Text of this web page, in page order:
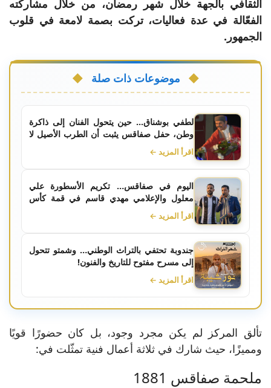
الثقافي بالجهة خلال شهر رمضان، من خلال مشاركته
الفعّالة في عدة فعاليات، تركت بصمة لامعة في قلوب
الجمهور.
موضوعات ذات صلة
لطفي بوشناق... حين يتحول الفنان إلى ذاكرة
وطن، حفل صفاقس يثبت أن الطرب الأصيل لا
يشيخ
اقرأ المزيد ←
اليوم في صفاقس… تكريم الأسطورة علي
معلول والإعلامي مهدي قاسم في قمة كأس
تونس
اقرأ المزيد ←
جندوبة تحتفي بالتراث الوطني… وشمتو تتحول
إلى مسرح مفتوح للتاريخ والفنون!
اقرأ المزيد ←
تألق المركز لم يكن مجرد وجود، بل كان حضورًا قويًا
ومميزًا، حيث شارك في ثلاثة أعمال فنية تمثّلت في:
ملحمة صفاقس 1881